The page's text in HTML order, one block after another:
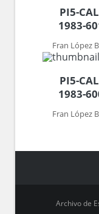
PI5-
1983-
Fran López
PI5-
1983-
Fran López
Archivo de